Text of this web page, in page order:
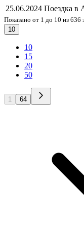
25.06.2024 Поездка в
Показано от 1 до 10 из 636
10
10
15
20
50
1 64